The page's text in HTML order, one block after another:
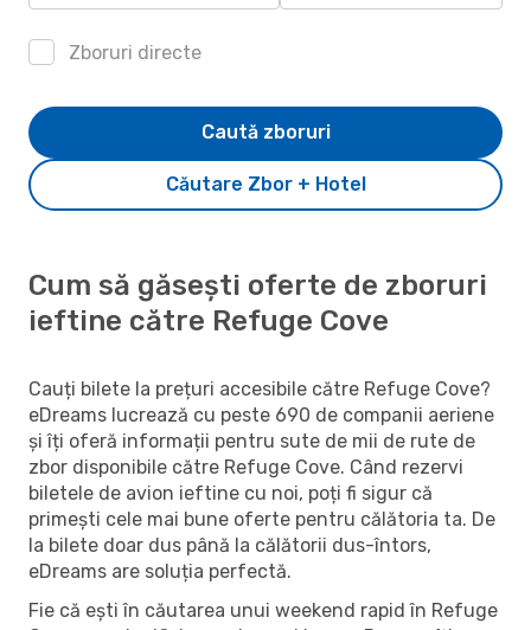
Zboruri directe
Căutare Zbor + Hotel
Caută zboruri
Cum să găsești oferte de zboruri
ieftine către Refuge Cove
Cauți bilete la prețuri accesibile către Refuge Cove?
eDreams lucrează cu peste 690 de companii aeriene
și îți oferă informații pentru sute de mii de rute de
zbor disponibile către Refuge Cove. Când rezervi
biletele de avion ieftine cu noi, poți fi sigur că
primești cele mai bune oferte pentru călătoria ta. De
la bilete doar dus până la călătorii dus-întors,
eDreams are soluția perfectă.
Fie că ești în căutarea unui weekend rapid în Refuge